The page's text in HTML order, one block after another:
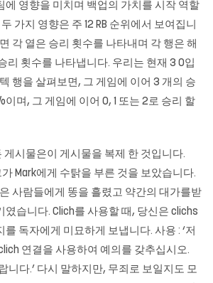
에 영향을 미치며 백업의 가치를 시작 역할
가지 영향은 주 12 RB 순위에서 보여집니
각 열은 승리 횟수를 나타내며 각 행은 해
리 횟수를 나타냅니다. 우리는 현재 3 0입
행을 살펴보면, 그 게임에 이어 3 개의 승
이며, 그 게임에 이어 0, 1 또는 2로 승리 할
게시물은이 게시물을 복제 한 것입니다.
가 Mark에게 수탉을 부른 것을 보았습니다.
사람들에게 똥을 흘렸고 약간의 대가를받
였습니다. Clich를 사용할 때, 당신은 clichs
독자에게 미묘하게 보냅니다. 사용 : ‘저
연결을 사용하여 예의를 갖추십시오.
니다.’ 다시 말하지만, 무죄로 보일지도 모